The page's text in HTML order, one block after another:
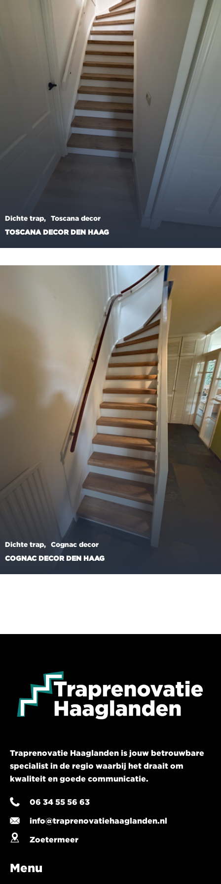
Dichte trap
Toscana decor
TOSCANA DECOR DEN HAAG
Dichte trap
Cognac decor
COGNAC DECOR DEN HAAG
Traprenovatie Haaglanden is jouw betrouwbare
specialist in de regio waarbij het draait om
kwaliteit en goede communicatie.
06 34 55 56 63
info@traprenovatiehaaglanden.nl
Zoetermeer
Menu